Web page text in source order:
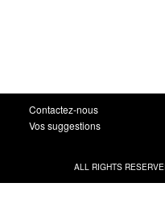
Contactez-nous
Vos suggestions
ALL RIGHTS